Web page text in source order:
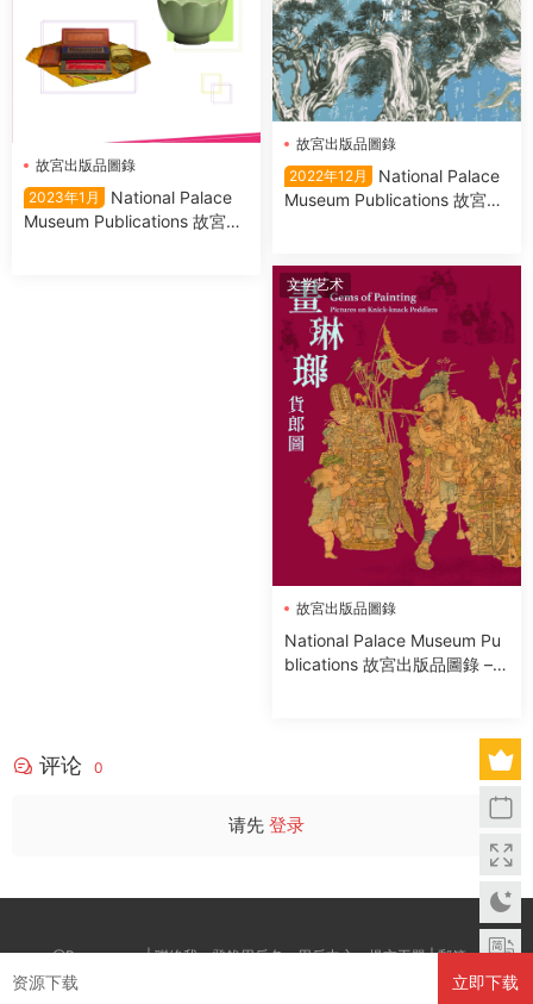
资源下载 立即下载
故宮出版品圖錄
2023年1月
National Palace
Museum Publications 故宮出
故宮出版品圖錄
2022年12月
National Palace
Museum Publications 故宮出
文学艺术
故宮出版品圖錄
National Palace Museum Pu
blications 故宮出版品圖錄 –
评论 0
请先 登录
@Boxwc.com | 聯絡我：登錄用戶名--用戶中心--提交工單 | 郵箱：